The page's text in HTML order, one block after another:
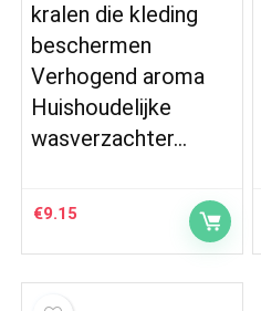
kralen die kleding
beschermen
Verhogend aroma
Huishoudelijke
wasverzachter…
€9.15